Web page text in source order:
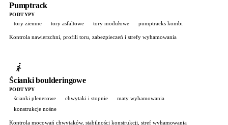
Pumptrack
PODTYPY
tory ziemne tory asfaltowe tory modułowe pumptracks kombi
Kontrola nawierzchni, profili toru, zabezpieczeń i strefy wyhamowania
Ścianki boulderingowe
PODTYPY
ścianki plenerowe chwytaki i stopnie
maty wyhamowania
konstrukcje nośne
Kontrola mocowań chwytaków, stabilności konstrukcji, stref wyhamowania